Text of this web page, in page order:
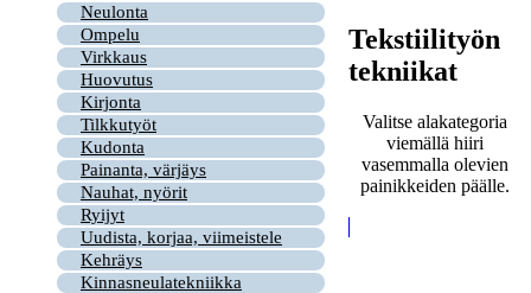
Neulonta
Ompelu
Virkkaus
Huovutus
Kirjonta
Tilkkutyöt
Kudonta
Painanta, värjäys
Nauhat, nyörit
Ryijyt
Uudista, korjaa, viimeistele
Kehräys
Kinnasneulatekniikka
Tekstiilityön
tekniikat
Valitse alakategoria
viemällä hiiri
vasemmalla olevien
painikkeiden päälle.